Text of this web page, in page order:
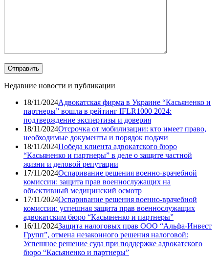
Недавние новости и публикации
18/11/2024Адвокатская фирма в Украине “Касьяненко и
партнеры” вошла в рейтинг IFLR1000 2024:
подтверждение экспертизы и доверия
18/11/2024Отсрочка от мобилизации: кто имеет право,
необходимые документы и порядок подачи
18/11/2024Победа клиента адвокатского бюро
“Касьяненко и партнеры” в деле о защите частной
жизни и деловой репутации
17/11/2024Оспаривание решения военно-врачебной
комиссии: защита прав военнослужащих на
объективный медицинский осмотр
17/11/2024Оспаривание решения военно-врачебной
комиссии: успешная защита прав военнослужащих
адвокатским бюро “Касьяненко и партнеры”
16/11/2024Защита налоговых прав ООО “Альфа-Инвест
Групп”, отмена незаконного решения налоговой:
Успешное решение суда при поддержке адвокатского
бюро “Касьяненко и партнеры”